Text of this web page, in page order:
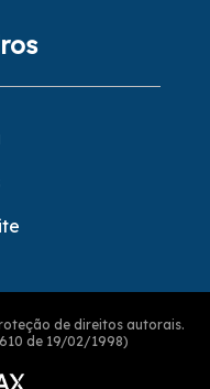
de direitos autorais.
de 19/02/1998)